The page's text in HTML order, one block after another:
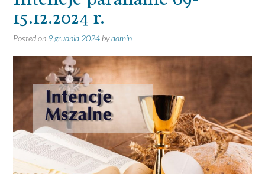
15.12.2024 r.
Posted on 9 grudnia 2024 byadmin